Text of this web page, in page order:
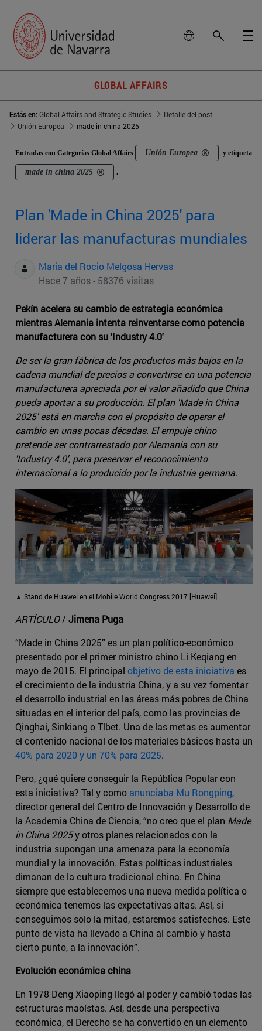
GLOBAL AFFAIRS
Estás en:Global Affairs and Strategic Studies
Detalle del post
Unión Europea
made in china 2025
Entradas con Categorías Global Affairs Unión Europea y etiqueta
made in china 2025 .
Plan 'Made in China 2025' para
liderar las manufacturas mundiales
Maria del Rocio Melgosa Hervas
Hace 7 años - 58376 visitas
Pekín acelera su cambio de estrategia económica
mientras Alemania intenta reinventarse como potencia
manufacturera con su 'Industry 4.0'
De ser la gran fábrica de los productos más bajos en la
cadena mundial de precios a convertirse en una potencia
manufacturera apreciada por el valor añadido que China
pueda aportar a su producción. El plan 'Made in China
2025' está en marcha con el propósito de operar el
cambio en unas pocas décadas. El empuje chino
pretende ser contrarrestado por Alemania con su
'Industry 4.0', para preservar el reconocimiento
internacional a lo producido por la industria germana.
▲ Stand de Huawei en el Mobile World Congress 2017 [Huawei]
ARTÍCULO/ Jimena Puga
“Made in China 2025” es un plan político-económico
presentado por el primer ministro chino Li Keqiang en
mayo de 2015. El principal objetivo de esta iniciativa es
el crecimiento de la industria China, y a su vez fomentar
el desarrollo industrial en las áreas más pobres de China
situadas en el interior del país, como las provincias de
Qinghai, Sinkiang o Tíbet. Una de las metas es aumentar
el contenido nacional de los materiales básicos hasta un
40% para 2020 y un 70% para 2025.
Pero, ¿qué quiere conseguir la República Popular con
esta iniciativa? Tal y como anunciaba Mu Rongping,
director general del Centro de Innovación y Desarrollo de
la Academia China de Ciencia, “no creo que el plan Made
in China 2025y otros planes relacionados con la
industria supongan una amenaza para la economía
mundial y la innovación. Estas políticas industriales
dimanan de la cultura tradicional china. En China
siempre que establecemos una nueva medida política o
económica tenemos las expectativas altas. Así, si
conseguimos solo la mitad, estaremos satisfechos. Este
punto de vista ha llevado a China al cambio y hasta
cierto punto, a la innovación”.
Evolución económica china
En 1978 Deng Xiaoping llegó al poder y cambió todas las
estructuras maoístas. Así, desde una perspectiva
económica, el Derecho se ha convertido en un elemento